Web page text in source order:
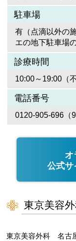
駐車場
有（点滴以外の
エの地下駐車場
診療時間
10:00～19:00（
電話番号
0120-905-696（
オ
公式サ
東京美容
東京美容外科 名古